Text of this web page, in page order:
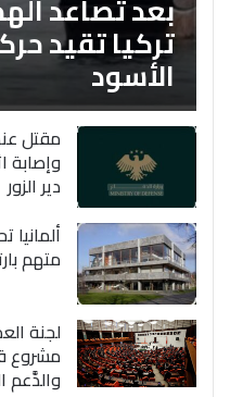
تركيا تقيد
الأسود
مقتل
وإصابة
دير الزور
متهم
لجنة
مشروع
والدَّعم